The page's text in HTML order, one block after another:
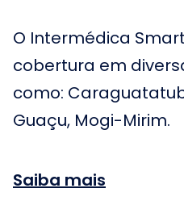
O Intermédica
cobertura em
como:
Guaçu, Mogi-Mirim.
Saiba mais